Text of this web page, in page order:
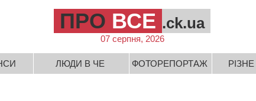
ПРО ВСЕ .ck.ua
07 серпня, 2026
ЛЮДИ В ЧЕ ФОТОРЕПОРТАЖ РІЗНЕ